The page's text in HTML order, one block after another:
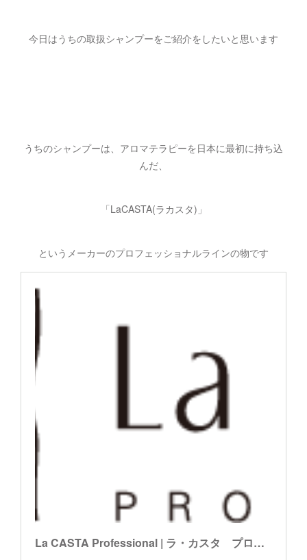
今日はうちの取扱シャンプーをご紹介をしたいと思います
うちのシャンプーは、アロマテラピーを日本に最初に持ち込
んだ、
「LaCASTA(ラカスタ)」
というメーカーのプロフェッショナルラインの物です
La CASTA Professional | ラ・カスタ プロフェッショナル